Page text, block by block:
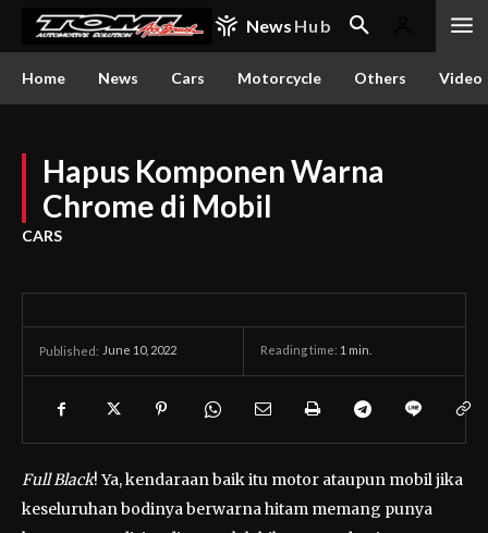
News Hub
Home News Cars Motorcycle Others Video
Hapus Komponen Warna
Chrome di Mobil
CARS
Published: June 10, 2022 Reading time: 1 min.
Full Black! Ya, kendaraan baik itu motor ataupun mobil jika
keseluruhan bodinya berwarna hitam memang punya